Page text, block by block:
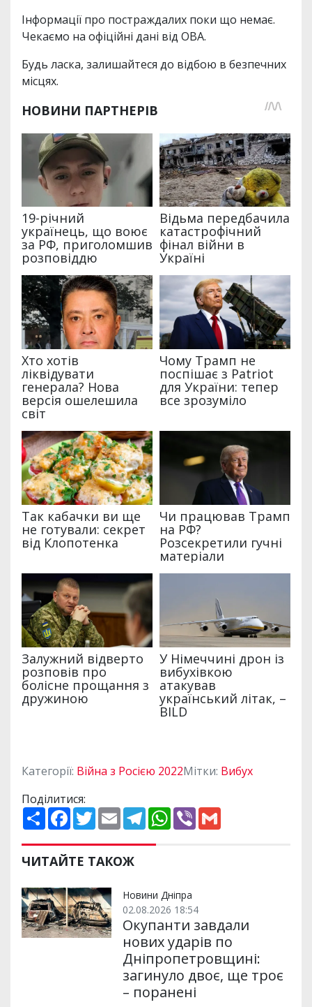
Інформації про постраждалих поки що немає.
Чекаємо на офіційні дані від ОВА.
Будь ласка, залишайтеся до відбою в безпечних
місцях.
Категорії: Війна з Росією 2022Мітки: Вибух
Поділитися:
П
о
и
р
и
и
F
a
e
b
o
k
T
w
t
t
e
E
m
i
l
T
e
e
m
W
h
p
V
ЧИТАЙТЕ ТАКОЖ
Новини Дніпра
02.08.2026 18:54
Окупанти завдали
нових ударів по
Дніпропетровщині:
загинуло двоє, ще троє
– поранені